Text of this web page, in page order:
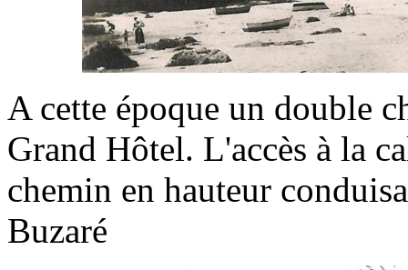
A cette époque un double
Grand Hôtel. L'accès à la
chemin en hauteur
Buzaré